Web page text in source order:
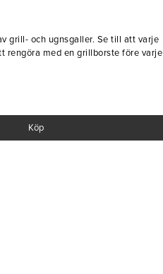
grill- och ugnsgaller. Se till att varje
rengöra med en grillborste före varje
Köp